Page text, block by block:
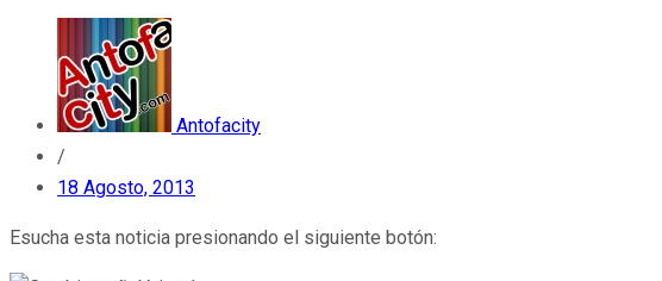
Antofacity
/
18 Agosto, 2013
Esucha esta noticia presionando el siguiente botón: